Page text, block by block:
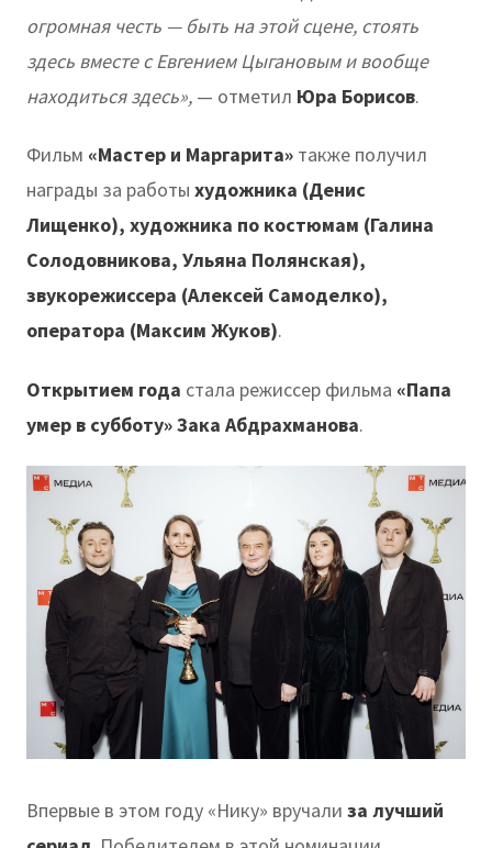
огромная честь — быть на этой сцене, стоять
здесь вместе с Евгением Цыгановым и вообще
находиться здесь», — отметил Юра Борисов.
Фильм «Мастер и Маргарита» также получил
награды за работы художника (Денис
Лищенко), художника по костюмам (Галина
Солодовникова, Ульяна Полянская),
звукорежиссера (Алексей Самоделко),
оператора (Максим Жуков).
Открытием года стала режиссер фильма «Папа
умер в субботу» Зака Абдрахманова.
Впервые в этом году «Нику» вручали за лучший